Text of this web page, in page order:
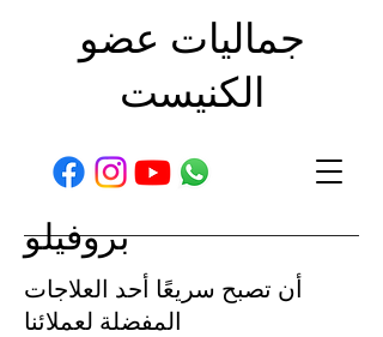
جماليات عضو
الكنيست
بروفيلو
أن تصبح سريعًا أحد العلاجات
المفضلة لعملائنا